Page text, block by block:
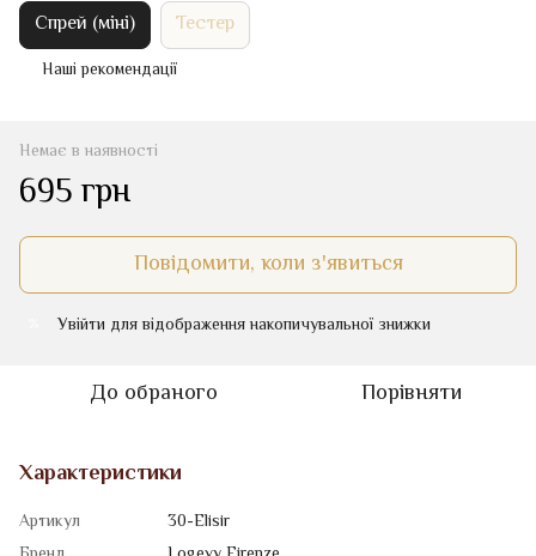
Спрей (міні)
Тестер
Наші рекомендації
Немає в наявності
695 грн
Повідомити, коли з'явиться
Увійти для відображення накопичувальної знижки
До обраного Порівняти
Характеристики
Артикул
30-Elisir